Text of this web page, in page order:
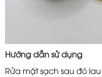
Hướng dẫn sử dụng
Rửa mặt sạch sau đó